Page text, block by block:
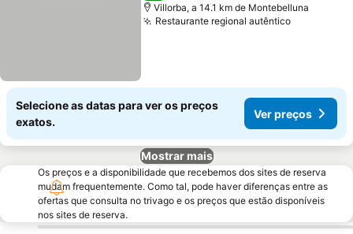
Villorba, a 14.1 km de Montebelluna
Restaurante regional autênticoVer
Selecione as datas para ver os preços
exatos.
Ver preços
Mostrar mais
Os preços e a disponibilidade que recebemos dos sites de reserva
mudam frequentemente. Como tal, pode haver diferenças entre as
ofertas que consulta no trivago e os preços que estão disponíveis
nos sites de reserva.